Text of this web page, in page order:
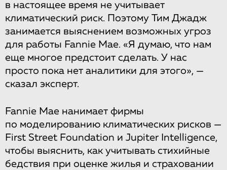
в настоящее время не учитывает
климатический риск. Поэтому Тим Джадж
занимается выяснением возможных угроз
для работы Fannie Mae. «Я думаю, что нам
еще многое предстоит сделать. У нас
просто пока нет аналитики для этого», —
сказал эксперт.
Fannie Mae нанимает фирмы
по моделированию климатических рисков —
First Street Foundation и Jupiter Intelligence,
чтобы выяснить, как учитывать стихийные
бедствия при оценке жилья и страховании